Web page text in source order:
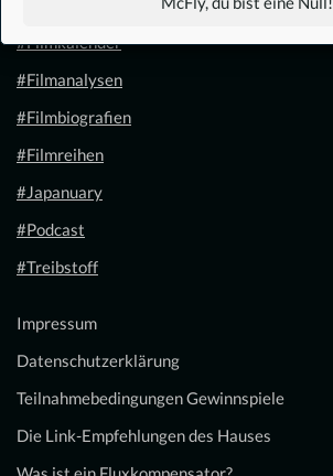
#Filmkalender
#Filmanalysen
#Filmbiografien
#Filmreihen
#Japanuary
#Podcast
#Treibstoff
Impressum
Datenschutzerklärung
Teilnahmebedingungen Gewinnspiele
Die Link-Empfehlungen des Hauses